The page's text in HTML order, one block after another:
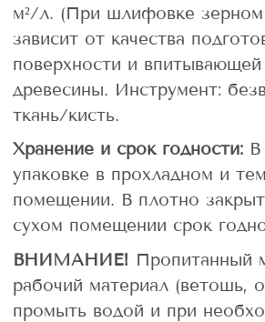
м²/л. (При шлифовке зерном
зависит от качества
поверхности и
древесины. Инструмент:
ткань/кисть.
Хранение и срок годности: В
упаковке в прохладном и
помещении. В плотно
сухом помещении срок
ВНИМАНИЕ! Пропитанный
рабочий материал (ветошь,
промыть водой и при